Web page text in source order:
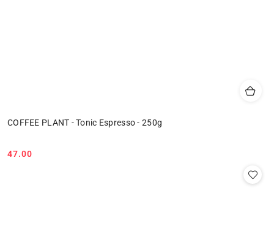
COFFEE PLANT - Tonic Espresso - 250g
Cena:
47.00